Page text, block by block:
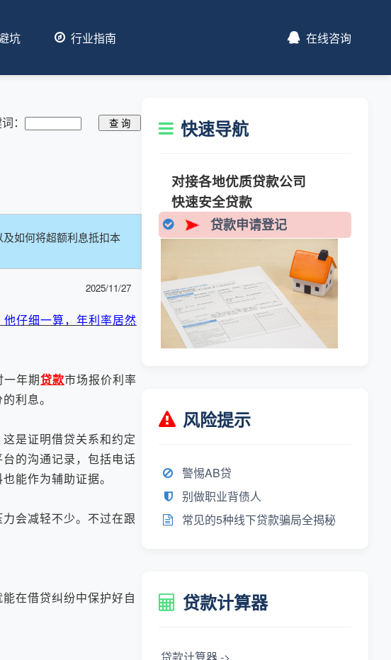
坑 行业指南 在线咨询
：
如何将超额利息抵扣本
2025/11/27
仔细一算，年利率居然
年期贷款市场报价利率
利息。
是证明借贷关系和约定
的沟通记录，包括电话
能作为辅助证据。
会减轻不少。不过在跟
在借贷纠纷中保护好自
快速导航
对接各地优质贷款公司
快速安全贷款
贷款申请登记
风险提示
警惕AB贷
别做职业背债人
常见的5种线下贷款骗局全揭秘
贷款计算器